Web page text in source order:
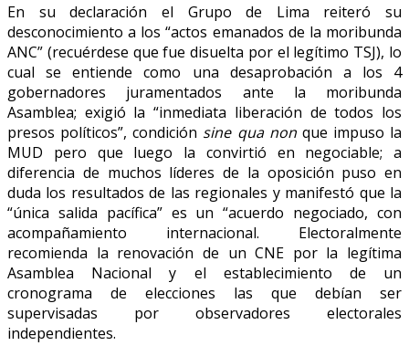
En su declaración el Grupo de Lima reiteró su
desconocimiento a los “actos emanados de la moribunda
ANC” (recuérdese que fue disuelta por el legítimo TSJ), lo
cual se entiende como una desaprobación a los 4
gobernadores juramentados ante la moribunda
Asamblea; exigió la “inmediata liberación de todos los
presos políticos”, condición sine qua non que impuso la
MUD pero que luego la convirtió en negociable; a
diferencia de muchos líderes de la oposición puso en
duda los resultados de las regionales y manifestó que la
“única salida pacífica” es un “acuerdo negociado, con
acompañamiento internacional. Electoralmente
recomienda la renovación de un CNE por la legítima
Asamblea Nacional y el establecimiento de un
cronograma de elecciones las que debían ser
supervisadas por observadores electorales
independientes.